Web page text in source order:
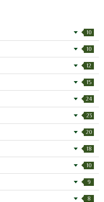
10
10
12
15
24
23
20
18
10
9
8